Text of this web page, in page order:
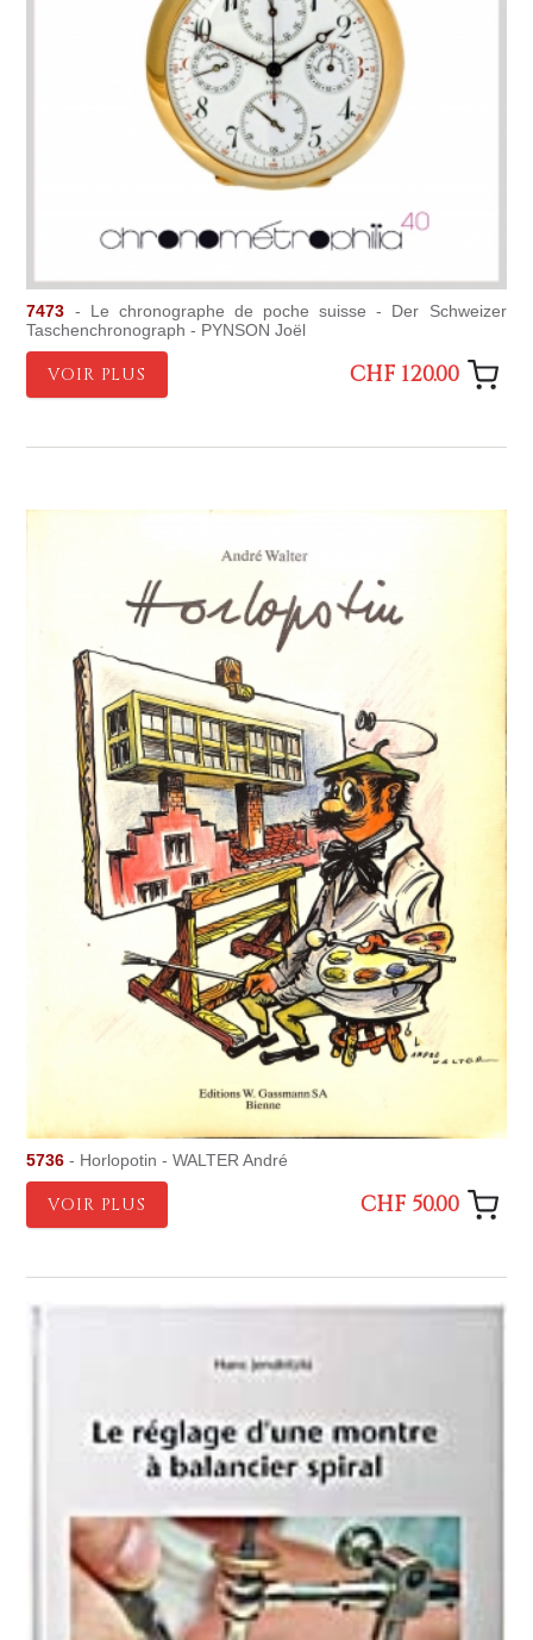
7473 - Le chronographe de poche suisse - Der Schweizer
Taschenchronograph - PYNSON Joël
VOIR PLUS CHF 120.00
5736 - Horlopotin - WALTER André
VOIR PLUS CHF 50.00